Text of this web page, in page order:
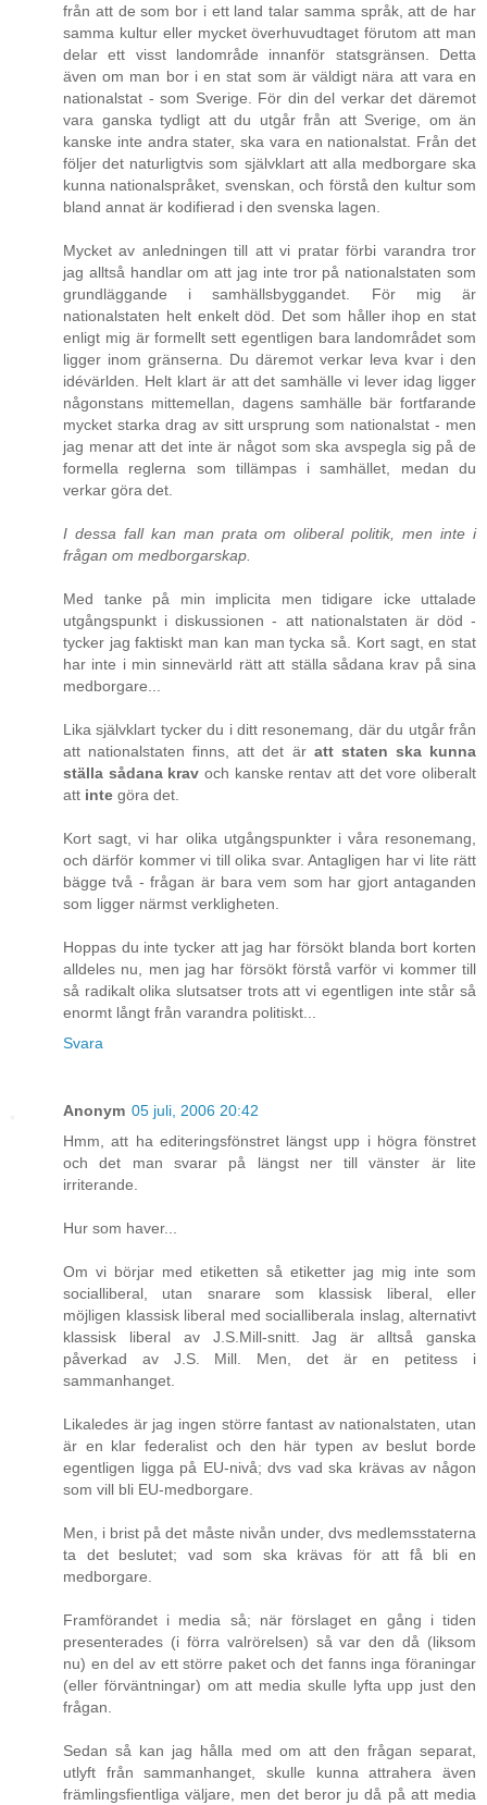
från att de som bor i ett land talar samma språk, att de har
samma kultur eller mycket överhuvudtaget förutom att man
delar ett visst landområde innanför statsgränsen. Detta
även om man bor i en stat som är väldigt nära att vara en
nationalstat - som Sverige. För din del verkar det däremot
vara ganska tydligt att du utgår från att Sverige, om än
kanske inte andra stater, ska vara en nationalstat. Från det
följer det naturligtvis som självklart att alla medborgare ska
kunna nationalspråket, svenskan, och förstå den kultur som
bland annat är kodifierad i den svenska lagen.
Mycket av anledningen till att vi pratar förbi varandra tror
jag alltså handlar om att jag inte tror på nationalstaten som
grundläggande i samhällsbyggandet. För mig är
nationalstaten helt enkelt död. Det som håller ihop en stat
enligt mig är formellt sett egentligen bara landområdet som
ligger inom gränserna. Du däremot verkar leva kvar i den
idévärlden. Helt klart är att det samhälle vi lever idag ligger
någonstans mittemellan, dagens samhälle bär fortfarande
mycket starka drag av sitt ursprung som nationalstat - men
jag menar att det inte är något som ska avspegla sig på de
formella reglerna som tillämpas i samhället, medan du
verkar göra det.
I dessa fall kan man prata om oliberal politik, men inte i
frågan om medborgarskap.
Med tanke på min implicita men tidigare icke uttalade
utgångspunkt i diskussionen - att nationalstaten är död -
tycker jag faktiskt man kan man tycka så. Kort sagt, en stat
har inte i min sinnevärld rätt att ställa sådana krav på sina
medborgare...
Lika självklart tycker du i ditt resonemang, där du utgår från
att nationalstaten finns, att det är att staten ska kunna
ställa sådana krav och kanske rentav att det vore oliberalt
att inte göra det.
Kort sagt, vi har olika utgångspunkter i våra resonemang,
och därför kommer vi till olika svar. Antagligen har vi lite rätt
bägge två - frågan är bara vem som har gjort antaganden
som ligger närmst verkligheten.
Hoppas du inte tycker att jag har försökt blanda bort korten
alldeles nu, men jag har försökt förstå varför vi kommer till
så radikalt olika slutsatser trots att vi egentligen inte står så
enormt långt från varandra politiskt...
Svara
Anonym 05 juli, 2006 20:42
Hmm, att ha editeringsfönstret längst upp i högra fönstret
och det man svarar på längst ner till vänster är lite
irriterande.
Hur som haver...
Om vi börjar med etiketten så etiketter jag mig inte som
socialliberal, utan snarare som klassisk liberal, eller
möjligen klassisk liberal med socialliberala inslag, alternativt
klassisk liberal av J.S.Mill-snitt. Jag är alltså ganska
påverkad av J.S. Mill. Men, det är en petitess i
sammanhanget.
Likaledes är jag ingen större fantast av nationalstaten, utan
är en klar federalist och den här typen av beslut borde
egentligen ligga på EU-nivå; dvs vad ska krävas av någon
som vill bli EU-medborgare.
Men, i brist på det måste nivån under, dvs medlemsstaterna
ta det beslutet; vad som ska krävas för att få bli en
medborgare.
Framförandet i media så; när förslaget en gång i tiden
presenterades (i förra valrörelsen) så var den då (liksom
nu) en del av ett större paket och det fanns inga föraningar
(eller förväntningar) om att media skulle lyfta upp just den
frågan.
Sedan så kan jag hålla med om att den frågan separat,
utlyft från sammanhanget, skulle kunna attrahera även
främlingsfientliga väljare, men det beror ju då på att media